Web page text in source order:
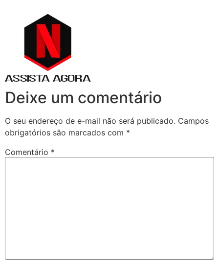
Deixe um comentário
O seu endereço de e-mail não será publicado. Campos
obrigatórios são marcados com *
Comentário *